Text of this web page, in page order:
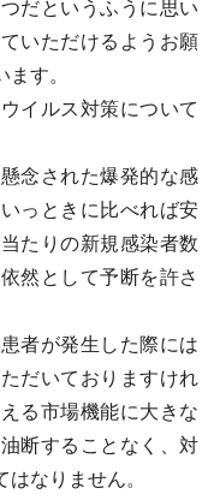
だというふうに思い
いただけるようお願
す。
イルス対策について
念された爆発的な感
っときに比べれば安
たりの新規感染者数
然として予断を許さ
者が発生した際には
だいておりますけれ
る市場機能に大きな
断することなく、対
なりません。